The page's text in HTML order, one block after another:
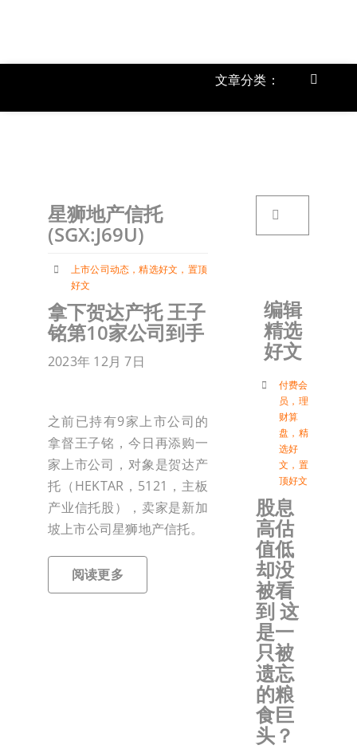
文章分类：
Toggle
星狮地产信托
(SGX:J69U)
上市公司动态 ，精选好文 ， 置顶
好文
拿下贺达产托 王子
铭第10家公司到手
2023年 12月 7日
之前已持有9家上市公司的
拿督王子铭，今日再添购一
家上市公司，对象是贺达产
托（HEKTAR，5121，主板
产业信托股），卖家是新加
坡上市公司星狮地产信托。
阅读更多
编辑
精选
好文
付费会
员 ， 理
财算
盘 ， 精
选好
文 ， 置
顶好文
股息
高估
值低
却没
被看
到 这
是一
只被
遗忘
的粮
食巨
头？